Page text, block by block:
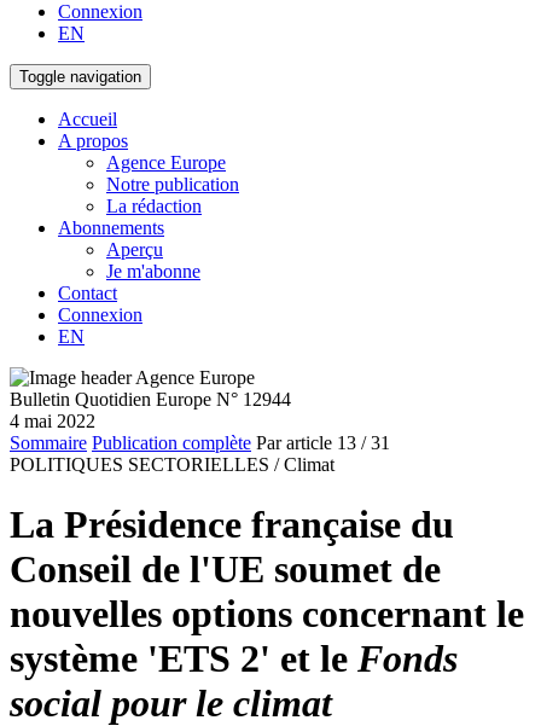
Connexion
EN
Toggle navigation
Accueil
A propos
Agence Europe
Notre publication
La rédaction
Abonnements
Aperçu
Je m'abonne
Contact
Connexion
EN
Bulletin Quotidien Europe N° 12944
4 mai 2022
Sommaire Publication complète Par article 13 / 31
POLITIQUES SECTORIELLES / Climat
La Présidence française du
Conseil de l'UE soumet de
nouvelles options concernant le
système 'ETS 2' et le Fonds
social pour le climat